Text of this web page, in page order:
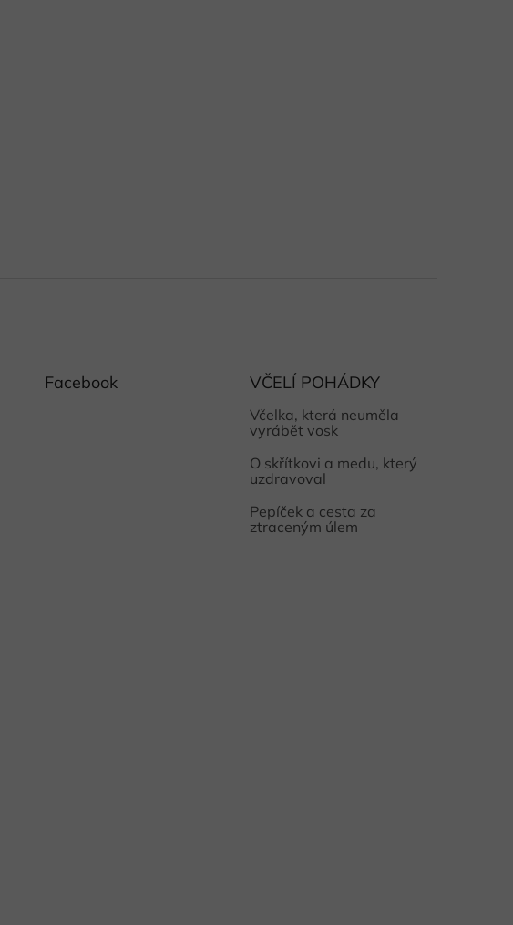
Facebook VČELÍ POHÁDKY
Včelka, která neuměla
vyrábět vosk
O skřítkovi a medu, který
uzdravoval
Pepíček a cesta za
ztraceným úlem